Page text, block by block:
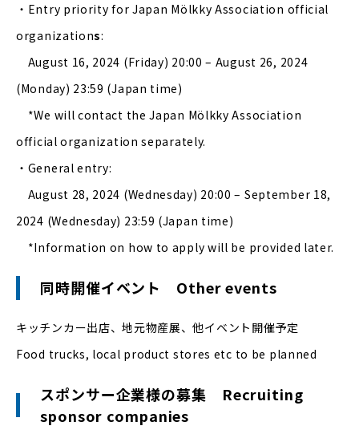
・Entry priority for Japan Mölkky Association official
organizations:
August 16, 2024 (Friday) 20:00 – August 26, 2024
(Monday) 23:59 (Japan time)
*We will contact the Japan Mölkky Association
official organization separately.
・General entry:
August 28, 2024 (Wednesday) 20:00 – September 18,
2024 (Wednesday) 23:59 (Japan time)
*Information on how to apply will be provided later.
同時開催イベント Other events
キッチンカー出店、地元物産展、他イベント開催予定
Food trucks, local product stores etc to be planned
スポンサー企業様の募集 Recruiting
sponsor companies